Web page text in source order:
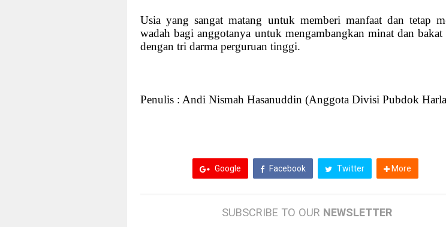
Usia yang sangat matang untuk memberi manfaat dan tetap
wadah bagi anggotanya untuk mengambangkan minat dan bakat
dengan tri darma perguruan tinggi.
Penulis : Andi Nismah Hasanuddin (Anggota Divisi Pubdok
Google Facebook Twitter More
SUBSCRIBE TO OUR NEWSLETTER